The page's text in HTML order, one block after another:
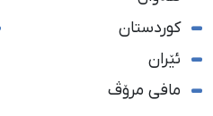
کوردستان
ئێران
مافی مرۆڤ